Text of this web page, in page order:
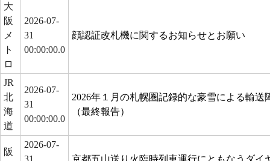
大
阪
メ
ト
ロ
2026-07-
31
00:00:00.0
顔認証改札機に関するお知らせとお願い
JR
北
海
道
2026-07-
31
00:00:00.0
2026年１月の札幌圏記録的な豪雪による輸送
（最終報告）
阪
2026-07-
31
京都五山送り火臨時列車運行にともなうダイ